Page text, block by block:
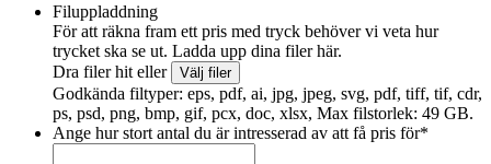
Filuppladdning
För att räkna fram ett pris med tryck behöver vi veta hur
trycket ska se ut. Ladda upp dina filer här.
Dra filer hit eller
Välj filer
Godkända filtyper: eps, pdf, ai, jpg, jpeg, svg, pdf, tiff, tif, cdr,
ps, psd, png, bmp, gif, pcx, doc, xlsx, Max filstorlek: 49 GB.
Ange hur stort antal du är intresserad av att få pris för*